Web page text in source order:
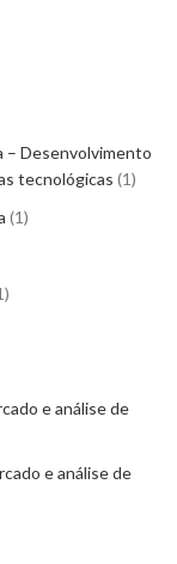
– Desenvolvimento
tecnológicas 1
1
e análise de
e análise de